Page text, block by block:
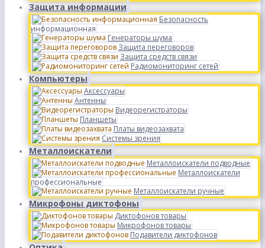
Защита информации
Безопасность
информационная
Генераторы шума
Защита переговоров
Защита средств связи
Радиомониторинг сетей
Компьютеры
Аксессуары
Антенны
Видеорегистраторы
Планшеты
Платы видеозахвата
Системы зрения
Металлоискатели
Металлоискатели подводные
Металлоискатели
профессиональные
Металлоискатели ручные
Микрофоны диктофоны
Диктофонов товары
Микрофонов товары
Подавители диктофонов